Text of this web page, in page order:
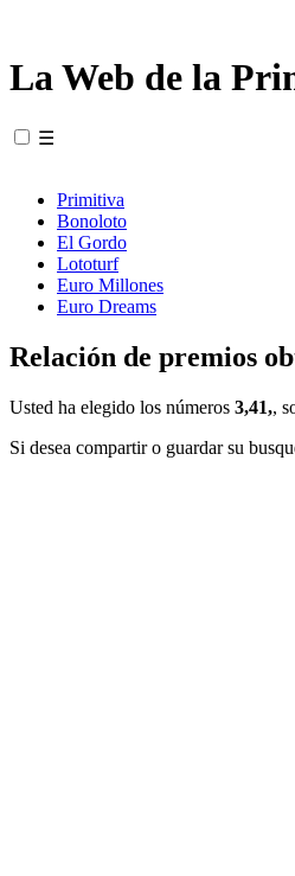
La Web de la
☰
Primitiva
Bonoloto
El Gordo
Lototurf
Euro Millones
Euro Dreams
Relación de premios
Usted ha elegido los números 3,41,,
Si desea compartir o guardar su